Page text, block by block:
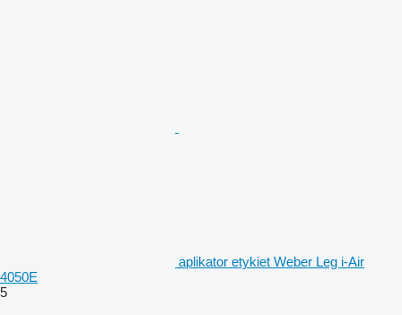
aplikator etykiet Weber Leg i-Air
4050E
5